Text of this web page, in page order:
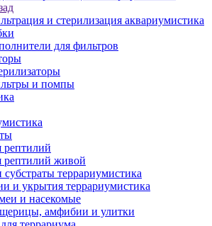
и стерилизация аквариумистика
для фильтров
и помпы
рептилий
рептилий живой
террариумистика
и укрытия террариумистика
и насекомые
амфибии и улитки